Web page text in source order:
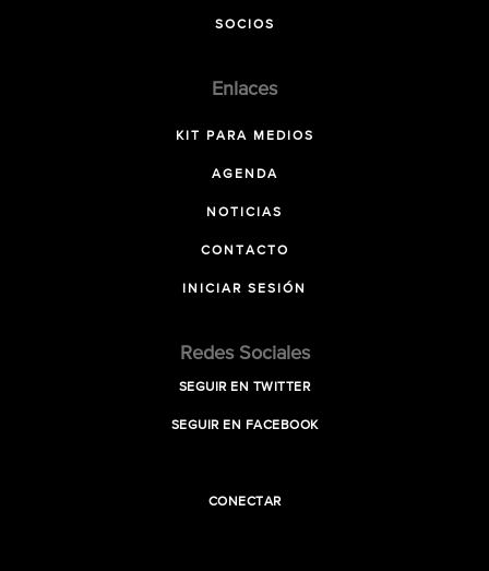
SOCIOS
Enlaces
KIT PARA MEDIOS
AGENDA
NOTICIAS
CONTACTO
INICIAR SESIÓN
Redes Sociales
SEGUIR EN TWITTER
SEGUIR EN FACEBOOK
CONECTAR